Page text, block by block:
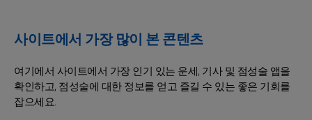
사이트에서 가장 많이 본 콘텐츠
여기에서 사이트에서 가장 인기 있는 운세, 기사 및 점성술 앱을
확인하고, 점성술에 대한 정보를 얻고 즐길 수 있는 좋은 기회를
잡으세요.